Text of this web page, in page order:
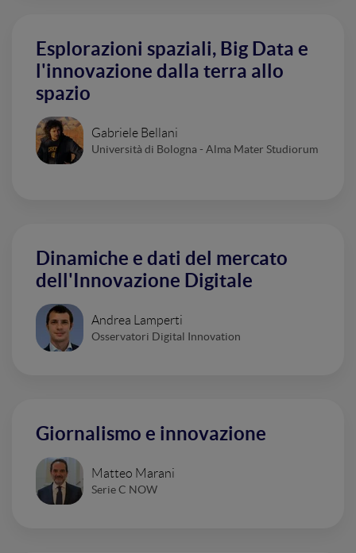
Esplorazioni spaziali, Big Data e
l'innovazione dalla terra allo
spazio
Gabriele Bellani
Università di Bologna - Alma Mater Studiorum
Dinamiche e dati del mercato
dell'Innovazione Digitale
Andrea Lamperti
Osservatori Digital Innovation
Giornalismo e innovazione
Matteo Marani
Serie C NOW